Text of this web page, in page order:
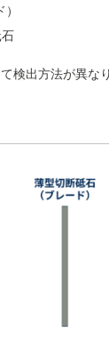
検出方法が異な